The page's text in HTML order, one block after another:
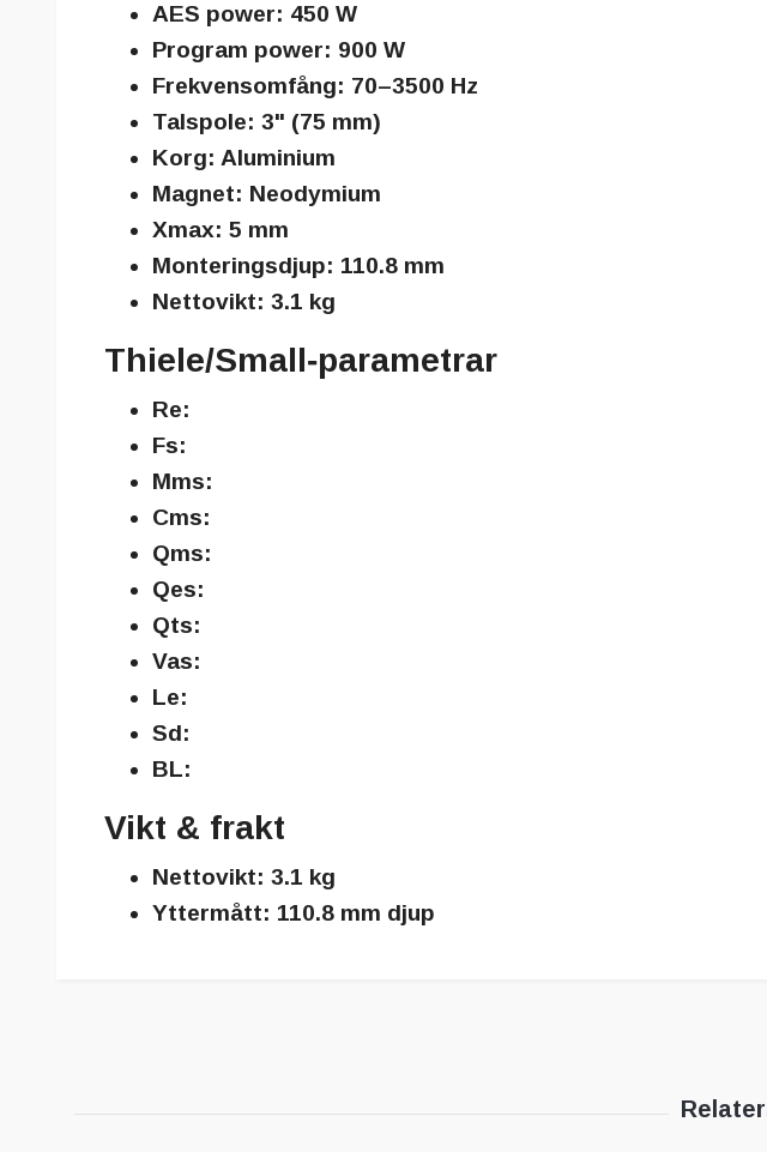
AES power: 450 W
Program power: 900 W
Frekvensomfång: 70–3500 Hz
Talspole: 3" (75 mm)
Korg: Aluminium
Magnet: Neodymium
Xmax: 5 mm
Monteringsdjup: 110.8 mm
Nettovikt: 3.1 kg
Thiele/Small‑parametrar
Re:
Fs:
Mms:
Cms:
Qms:
Qes:
Qts:
Vas:
Le:
Sd:
BL:
Vikt & frakt
Nettovikt: 3.1 kg
Yttermått: 110.8 mm djup